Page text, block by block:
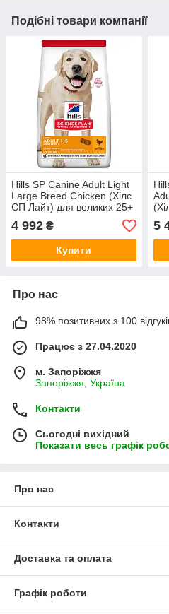
Подібні товари компанії
Hills SP Canine Adult Light
Large Breed Chicken (Хілс
СП Лайт) для великих 25+
собак 1-5 років за зайвої
ваги
4 992 ₴
Купити
5
Про нас
98% позитивних з 100
Працює з 27.04.2020
м. Запоріжжя
Запоріжжя, Україна
Контакти
Сьогодні вихідний
Показати весь графік
Про нас
Контакти
Доставка та оплата
Графік роботи